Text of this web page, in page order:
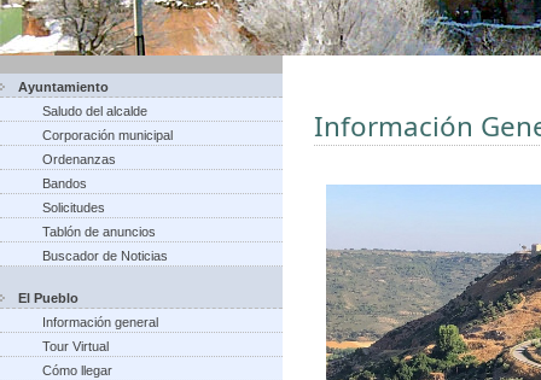
Ayuntamiento
Saludo del alcalde
Corporación municipal
Ordenanzas
Bandos
Solicitudes
Tablón de anuncios
Buscador de Noticias
El Pueblo
Información general
Tour Virtual
Cómo llegar
Información